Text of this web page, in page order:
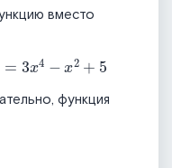
вместо
функция